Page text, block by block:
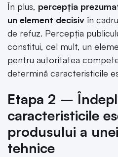
În plus, percepția
un element decisiv în
de refuz. Percepția
constitui, cel mult, un
pentru autoritatea
determină caracteristicile
Etapa 2 –
caracteristicile
produsului a
tehnice